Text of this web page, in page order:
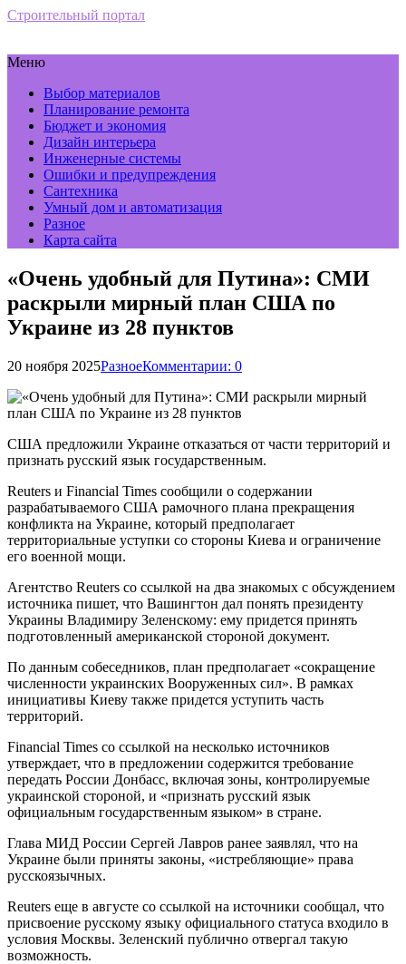
Строительный портал
Меню
Выбор материалов
Планирование ремонта
Бюджет и экономия
Дизайн интерьера
Инженерные системы
Ошибки и предупреждения
Сантехника
Умный дом и автоматизация
Разное
Карта сайта
«Очень удобный для Путина»: СМИ
раскрыли мирный план США по
Украине из 28 пунктов
20 ноября 2025РазноеКомментарии: 0
США предложили Украине отказаться от части территорий и
признать русский язык государственным.
Reuters и Financial Times сообщили о содержании
разрабатываемого США рамочного плана прекращения
конфликта на Украине, который предполагает
территориальные уступки со стороны Киева и ограничение
его военной мощи.
Агентство Reuters со ссылкой на два знакомых с обсуждением
источника пишет, что Вашингтон дал понять президенту
Украины Владимиру Зеленскому: ему придется принять
подготовленный американской стороной документ.
По данным собеседников, план предполагает «сокращение
численности украинских Вооруженных сил». В рамках
инициативы Киеву также придется уступить часть
территорий.
Financial Times со ссылкой на несколько источников
утверждает, что в предложении содержится требование
передать России Донбасс, включая зоны, контролируемые
украинской стороной, и «признать русский язык
официальным государственным языком» в стране.
Глава МИД России Сергей Лавров ранее заявлял, что на
Украине были приняты законы, «истребляющие» права
русскоязычных.
Reuters еще в августе со ссылкой на источники сообщал, что
присвоение русскому языку официального статуса входило в
условия Москвы. Зеленский публично отвергал такую
возможность.